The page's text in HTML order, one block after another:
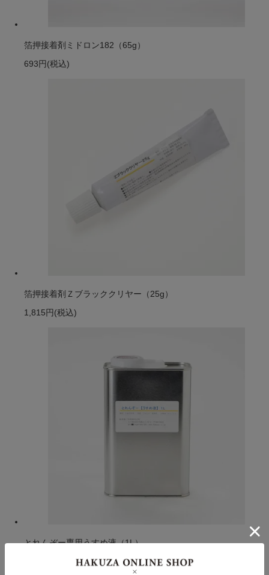
箔押接着剤ミドロン182（65g）
693円 (税込)
箔押接着剤Ｚブラッククリヤー（25g）
1,815円 (税込)
とれんぞー専用うすめ液（1L）
(税込)